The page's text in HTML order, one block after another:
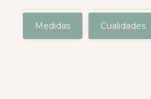
Medidas Cualidades